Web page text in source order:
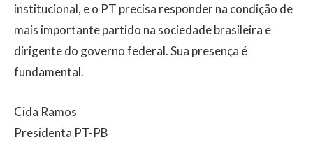
institucional, e o PT precisa responder na condição de
mais importante partido na sociedade brasileira e
dirigente do governo federal. Sua presença é
fundamental.
Cida Ramos
Presidenta PT-PB